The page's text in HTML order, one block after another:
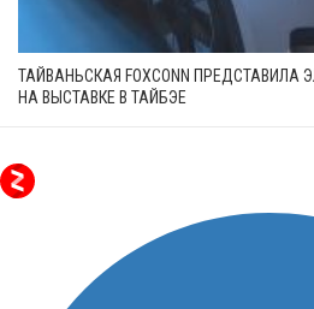
ТАЙВАНЬСКАЯ FOXCONN ПРЕДСТАВИЛА
НА ВЫСТАВКЕ В ТАЙБЭЕ